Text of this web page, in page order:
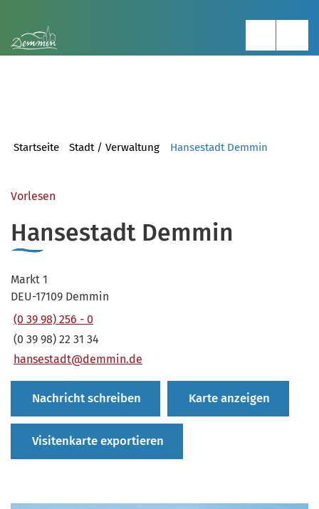
Startseite Stadt / Verwaltung Hansestadt Demmin
Vorlesen
Hansestadt Demmin
Markt 1
DEU-17109 Demmin
(0 39 98) 256 - 0
(0 39 98) 22 31 34
hansestadt@demmin.de
Nachricht schreiben Karte anzeigen
Visitenkarte exportieren